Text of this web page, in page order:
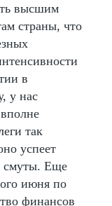
высшим
страны, что
в
у нас
так
успеет
смуты. Еще
июня по
финансов